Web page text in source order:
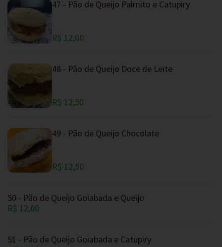
47 - Pão de Queijo Palmito e Catupiry
R$ 12,00
48 - Pão de Queijo Doce de Leite
R$ 12,50
49 - Pão de Queijo Chocolate
R$ 12,50
50 - Pão de Queijo Goiabada e Queijo
R$ 12,00
51 - Pão de Queijo Goiabada e Catupiry